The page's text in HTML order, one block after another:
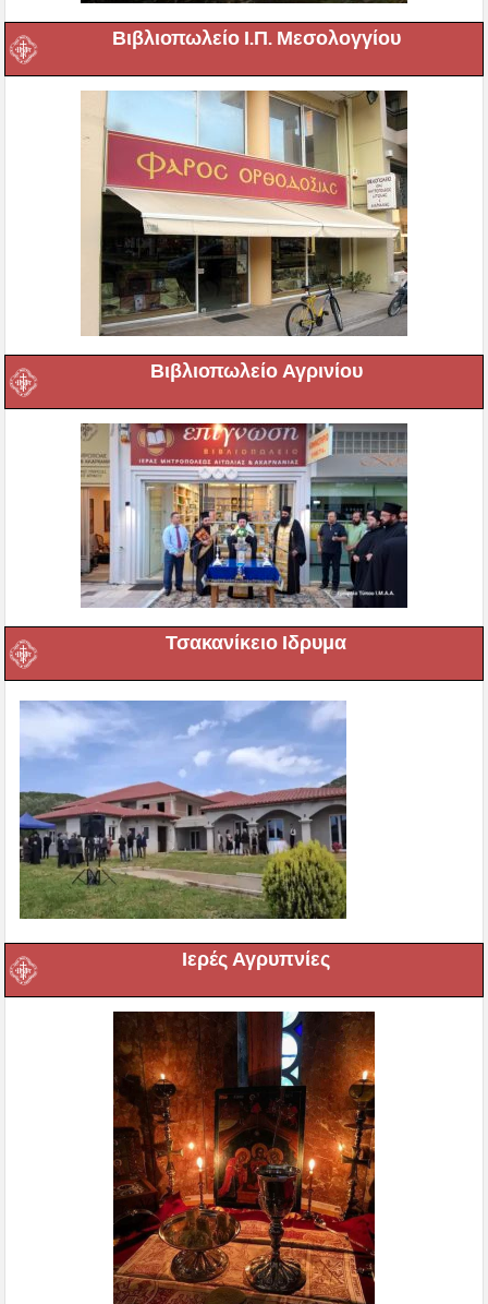
Βιβλιοπωλείο Ι.Π. Μεσολογγίου
Βιβλιοπωλείο Αγρινίου
Τσακανίκειο Ιδρυμα
Ιερές Αγρυπνίες